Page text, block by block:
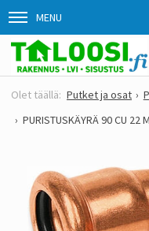
MENU
Putket ja osat
PURISTUSKÄYRÄ 90 CU 22